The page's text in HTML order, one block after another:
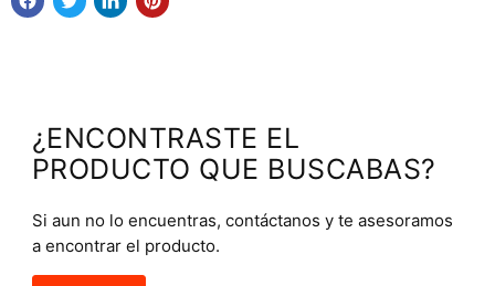
¿ENCONTRASTE EL
PRODUCTO QUE BUSCABAS?
Si aun no lo encuentras, contáctanos y te asesoramos
a encontrar el producto.